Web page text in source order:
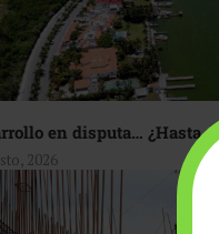
en disputa… ¿Hasta
2026